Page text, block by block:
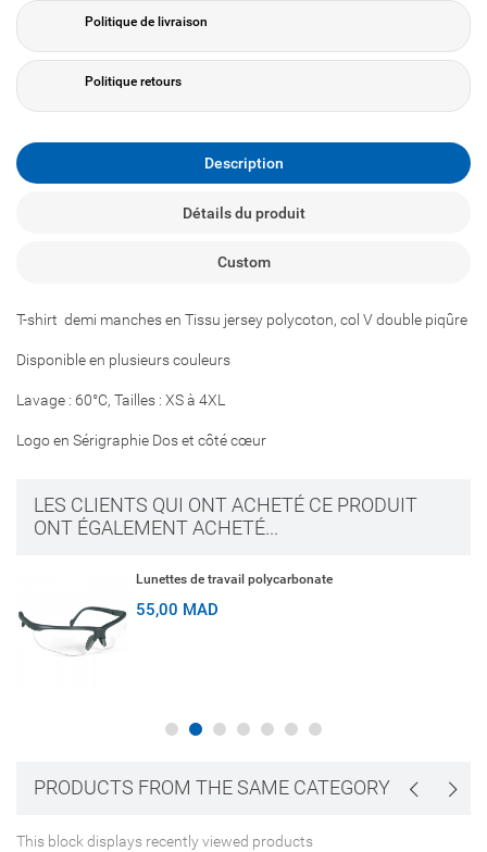
Politique de livraison
Politique retours
Description
Détails du produit
Custom
T-shirt demi manches en Tissu jersey polycoton, col V double piqûre
Disponible en plusieurs couleurs
Lavage : 60°C, Tailles : XS à 4XL
Logo en Sérigraphie Dos et côté cœur
LES CLIENTS QUI ONT ACHETÉ CE PRODUIT
ONT ÉGALEMENT ACHETÉ...
Lunettes de travail polycarbonate
55,00 MAD
PRODUCTS FROM THE SAME CATEGORY
This block displays recently viewed products